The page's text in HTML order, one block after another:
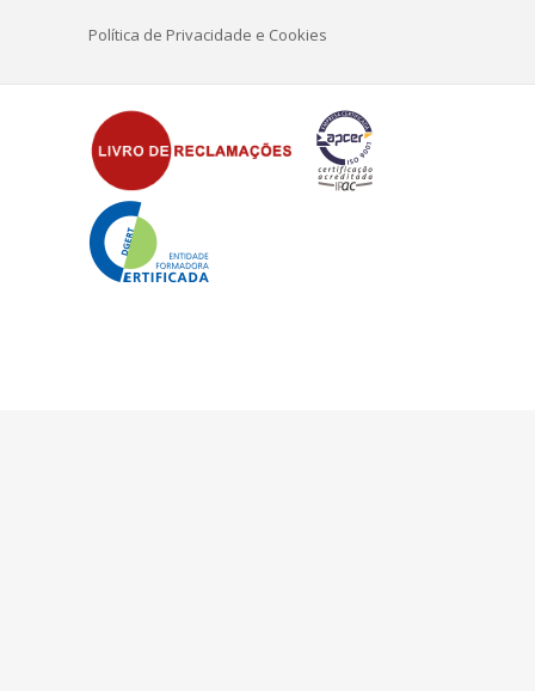
Política de Privacidade e Cookies